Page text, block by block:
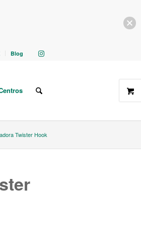
Blog
Twister Hook